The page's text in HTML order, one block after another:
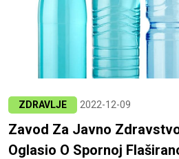
ZDRAVLJE 2022-12-09
Zavod Za Javno
Oglasio O Spornoj